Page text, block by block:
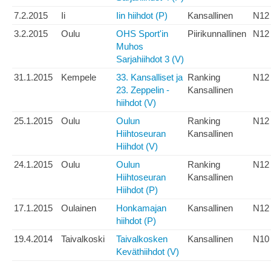
7.2.2015 Ii Iin hiihdot (P) Kansallinen
N12
3.2.2015
Oulu
OHS Sport'in
Muhos
Sarjahiihdot 3 (V)
Piirikunnallinen N12
31.1.2015 Kempele
33. Kansalliset ja
23. Zeppelin -
hiihdot (V)
Ranking
Kansallinen
N12
25.1.2015 Oulu
Oulun
Hiihtoseuran
Hiihdot (V)
Ranking
Kansallinen
N12
24.1.2015 Oulu
Oulun
Hiihtoseuran
Hiihdot (P)
Ranking
Kansallinen
N12
17.1.2015 Oulainen
Honkamajan
hiihdot (P)
Kansallinen N12
19.4.2014 Taivalkoski
Taivalkosken
Keväthiihdot (V)
Kansallinen N10